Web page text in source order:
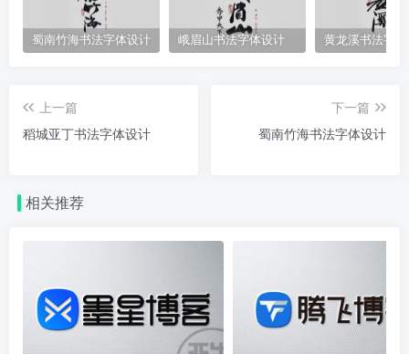
蜀南竹海书法字体设计 峨眉山书法字体设计 黄龙溪书法字
上一篇
稻城亚丁书法字体设计
下一篇
蜀南竹海书法字体设计
相关推荐